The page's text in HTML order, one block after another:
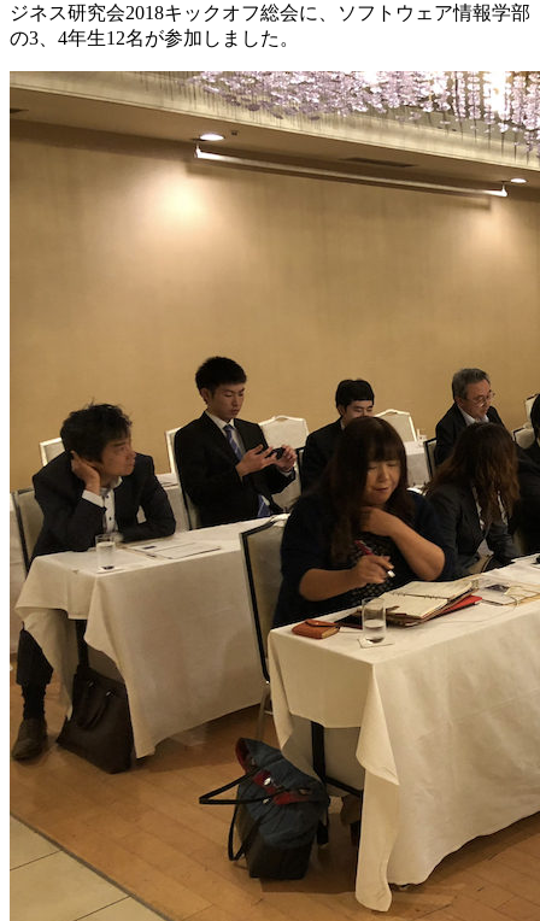
ジネス研究会2018キックオフ総会に、ソフトウェア情報学部
の3、4年生12名が参加しました。